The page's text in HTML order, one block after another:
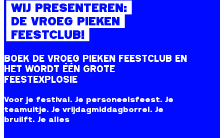
WIJ PRESENTEREN:
DE VROEG PIEKEN
FEESTCLUB!
BOEK DE VROEG PIEKEN FEESTCLUB EN
HET WORDT ÉÉN GROTE
FEESTEXPLOSIE
Voor je festival. Je personeelsfeest. Je
teamuitje. Je vrijdagmiddagborrel. Je
bruilft. Je alles